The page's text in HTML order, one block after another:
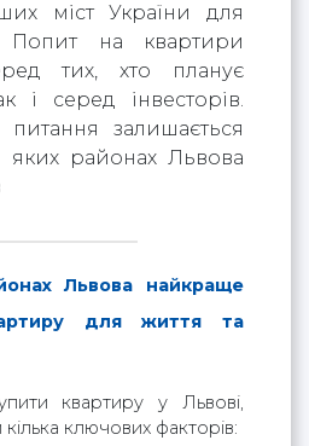
міст України для
Попит на квартири
тих, хто планує
і серед інвесторів.
залишається
районах Львова
Львова найкраще
для життя та
квартиру у Львові,
ключових факторів: